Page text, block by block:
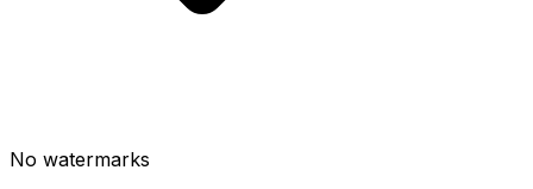
No watermarks